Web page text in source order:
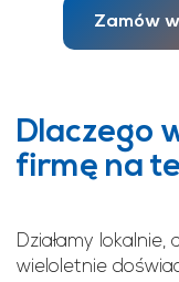
Zamów
Dlaczego
firmę na
Działamy
wieloletnie